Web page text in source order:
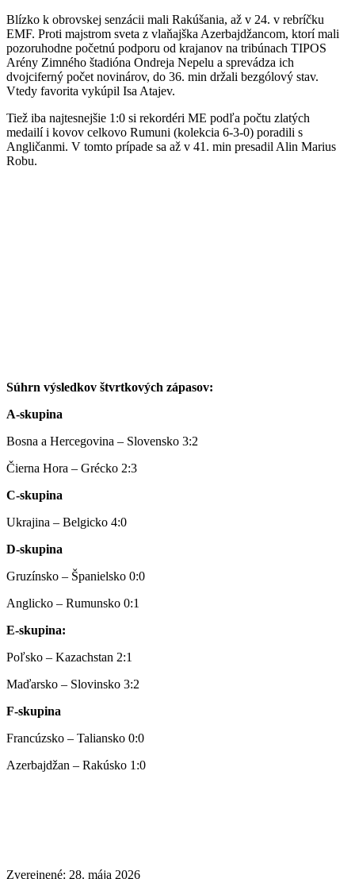
Blízko k obrovskej senzácii mali Rakúšania, až v 24. v rebríčku
EMF. Proti majstrom sveta z vlaňajška Azerbajdžancom, ktorí mali
pozoruhodne početnú podporu od krajanov na tribúnach TIPOS
Arény Zimného štadióna Ondreja Nepelu a sprevádza ich
dvojciferný počet novinárov, do 36. min držali bezgólový stav.
Vtedy favorita vykúpil Isa Atajev.
Tiež iba najtesnejšie 1:0 si rekordéri ME podľa počtu zlatých
medailí i kovov celkovo Rumuni (kolekcia 6-3-0) poradili s
Angličanmi. V tomto prípade sa až v 41. min presadil Alin Marius
Robu.
Súhrn výsledkov štvrtkových zápasov:
A-skupina
Bosna a Hercegovina – Slovensko 3:2
Čierna Hora – Grécko 2:3
C-skupina
Ukrajina – Belgicko 4:0
D-skupina
Gruzínsko – Španielsko 0:0
Anglicko – Rumunsko 0:1
E-skupina:
Poľsko – Kazachstan 2:1
Maďarsko – Slovinsko 3:2
F-skupina
Francúzsko – Taliansko 0:0
Azerbajdžan – Rakúsko 1:0
Zverejnené: 28. mája 2026